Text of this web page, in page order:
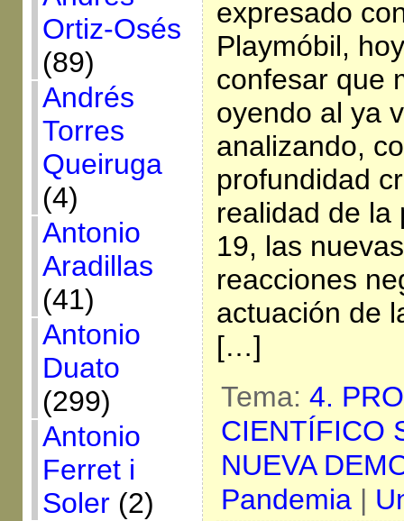
Ortiz-Osés
(89)
Andrés
Torres
Queiruga
(4)
Antonio
Aradillas
(41)
Antonio
Duato
(299)
Antonio
Ferret i
Soler(2)
expresado
Playmóbil,
confesar que
oyendo al ya
analizando,
profundidad
realidad de la
19, las
reacciones
actuación de
[…]
Tema: 4.
CIENTÍFICO
NUEVA
Pandemia|